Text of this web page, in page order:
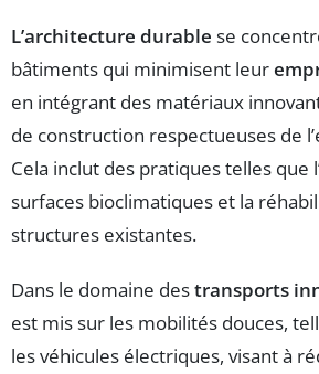
L’architecture durable se
bâtiments qui minimisent leur
en intégrant des matériaux
de construction respectueuses de
Cela inclut des pratiques telles que
surfaces bioclimatiques et la
structures existantes.
Dans le domaine destransports
est mis sur les mobilités douces,
les véhicules électriques, visant à